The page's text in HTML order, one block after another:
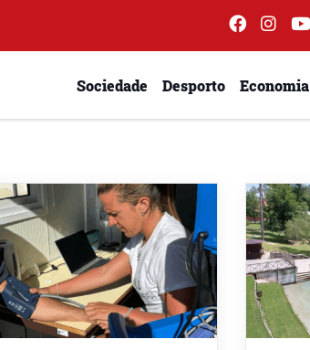
Sociedade Desporto Economia